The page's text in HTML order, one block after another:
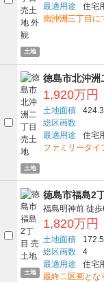
土地
最適用途
住宅
南沖洲三丁目
土地
徳島市北沖洲
1,920万円
土地面積
総区画数
最適用途
住宅
ファミリータイ
土地
徳島市福島2
福島明神前 徒
1,820万円
土地面積
総区画数
4
最適用途
住宅
最終二区画とな